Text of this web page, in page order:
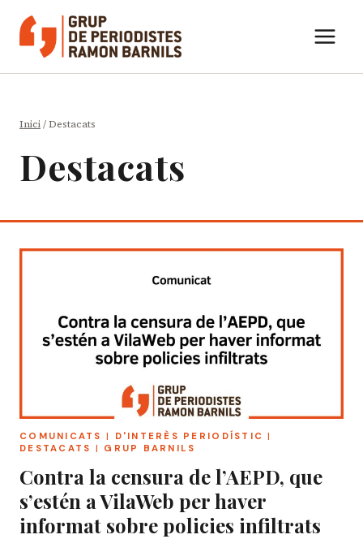
contingut
Inici/Destacats
Destacats
COMUNICATS | D'INTERÈS PERIODÍSTIC |
DESTACATS | GRUP BARNILS
Contra la censura de l’AEPD, que
s’estén a VilaWeb per haver
informat sobre policies infiltrats